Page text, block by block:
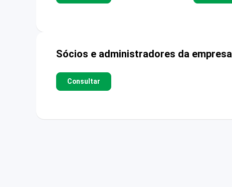
Sócios e administradores da empresa
Consultar